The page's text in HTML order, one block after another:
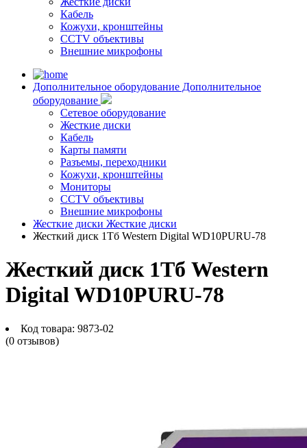
Кабель
Кожухи, кронштейны
CCTV объективы
Внешние микрофоны
Дополнительное оборудование Дополнительное
оборудование
Сетевое оборудование
Жесткие диски
Кабель
Карты памяти
Разъемы, переходники
Кожухи, кронштейны
Мониторы
CCTV объективы
Внешние микрофоны
Жесткие диски Жесткие диски
Жесткий диск 1Тб Western Digital WD10PURU-78
Жесткий диск 1Тб Western
Digital WD10PURU-78
Код товара: 9873-02
(0 отзывов)